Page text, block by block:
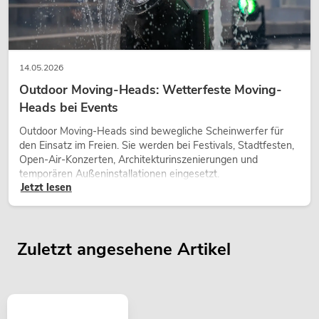
14.05.2026
Outdoor Moving-Heads: Wetterfeste Moving-
Heads bei Events
Outdoor Moving-Heads sind bewegliche Scheinwerfer für
den Einsatz im Freien. Sie werden bei Festivals, Stadtfesten,
Open-Air-Konzerten, Architekturinszenierungen und
temporären Außeninstallationen eingesetzt.
Jetzt lesen
Zuletzt angesehene Artikel